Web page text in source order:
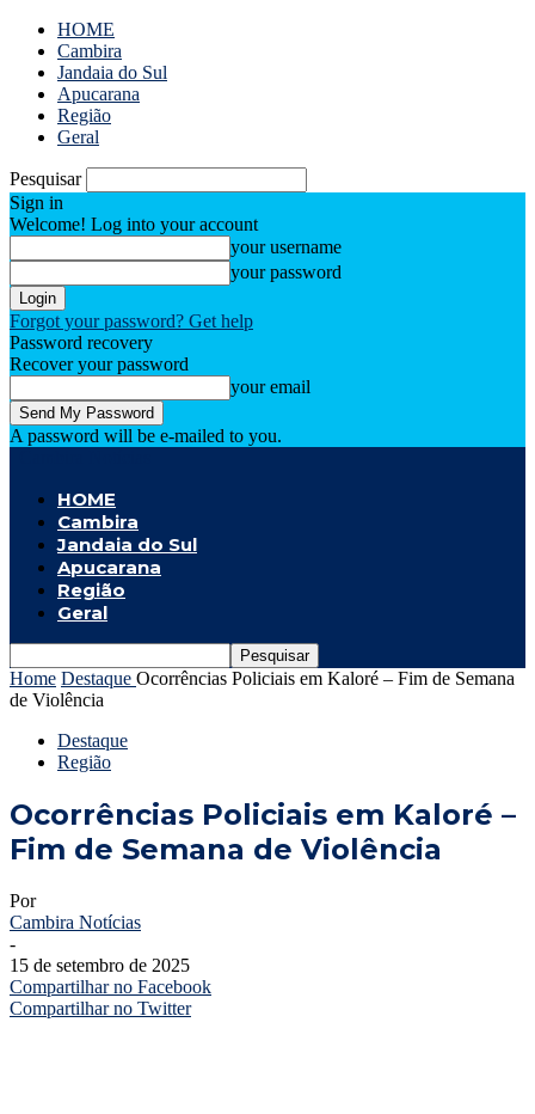
HOME
Cambira
Jandaia do Sul
Apucarana
Região
Geral
Pesquisar
Sign in
Welcome! Log into your account
your username
your password
Forgot your password? Get help
Password recovery
Recover your password
your email
A password will be e-mailed to you.
HOME
Cambira
Jandaia do Sul
Apucarana
Região
Geral
Home Destaque Ocorrências Policiais em Kaloré – Fim de Semana
de Violência
Destaque
Região
Ocorrências Policiais em Kaloré –
Fim de Semana de Violência
Por
Cambira Notícias
-
15 de setembro de 2025
Compartilhar no Facebook
Compartilhar no Twitter